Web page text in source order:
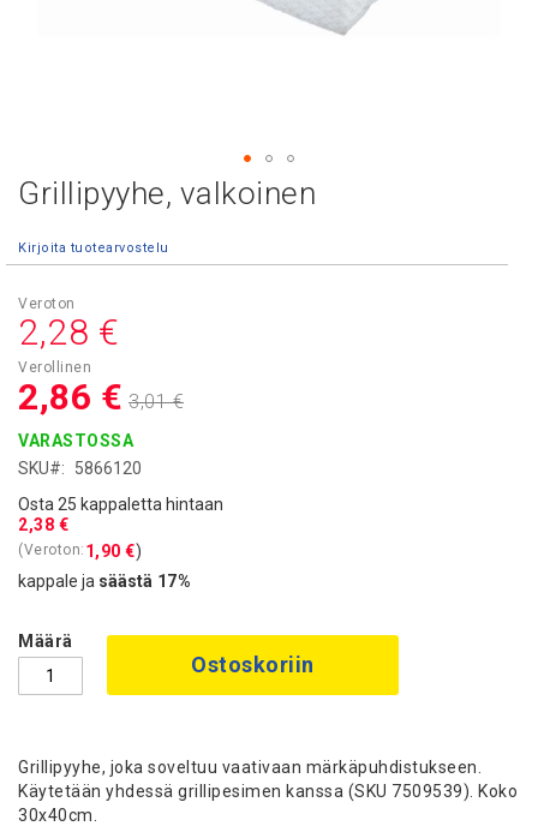
Grillipyyhe, valkoinen
Kirjoita tuotearvostelu
Asiakashinta
2,86 €
2,28 €
3,01 €
VARASTOSSA
SKU
5866120
Osta 25 kappaletta hintaan
2,38 €
1,90 €
kappale ja säästä 17%
Määrä
Ostoskoriin
Grillipyyhe, joka soveltuu vaativaan märkäpuhdistukseen.
Käytetään yhdessä grillipesimen kanssa (SKU 7509539). Koko
30x40cm.
Skip
beginning
the
images
gallery